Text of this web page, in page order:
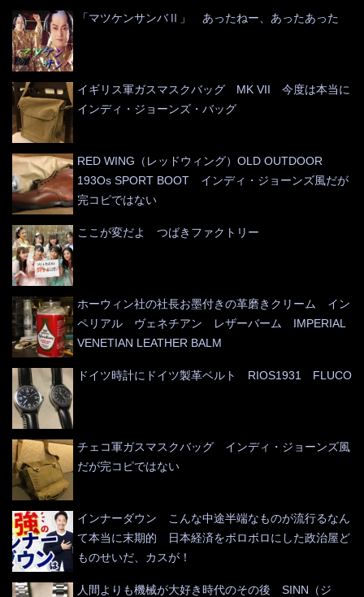
「マツケンサンバⅡ」 あったねー、あったあった
イギリス軍ガスマスクバッグ MK VII 今度は本当に
インディ・ジョーンズ・バッグ
RED WING（レッドウィング）OLD OUTDOOR
193Os SPORT BOOT インディ・ジョーンズ風だが
完コピではない
ここが変だよ つばきファクトリー
ホーウィン社の社長お墨付きの革磨きクリーム イン
ペリアル ヴェネチアン レザーバーム IMPERIAL
VENETIAN LEATHER BALM
ドイツ時計にドイツ製革ベルト RIOS1931 FLUCO
チェコ軍ガスマスクバッグ インディ・ジョーンズ風
だが完コピではない
インナーダウン こんな中途半端なものが流行るなん
て本当に末期的 日本経済をボロボロにした政治屋ど
ものせいだ、カスが！
人間よりも機械が大好き時代のその後 SINN（ジ